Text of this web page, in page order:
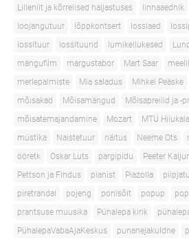
Lilleniit ja kõrrelised haljastuses
linnaaednik
loojangutuur
lõppkontsert lossiaed
lossituur
lossituurid lumikellukesed
mängufilm
margustabor Mart Saar
merlepalmiste
Mia saladus Mihkel Peäske
mõisakad
Mõisamängud
Mõisapreilid ja -
mõisatemajandamine
Mozart MTÜ Hiiukala
müstika
Naistetuur näitus Neeme Ots
ööretk
Oskar Luts pargipidu Peeter
Pettson ja Findus
pianist Piazolla
piretrandal
pojeng ponisõit popup
prantsuse muusika
Pühalepa kirik
PühalepaVabaAjaKeskus
punanejakuldne